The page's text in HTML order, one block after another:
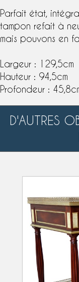
Parfait état,
tampon refait à
mais pouvons en
Largeur : 129,5cm
Hauteur : 94,5cm
Profondeur :
D'AUTRES